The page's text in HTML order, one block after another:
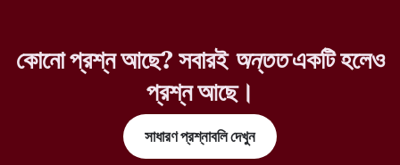
কোনো প্রশ্ন আছে? সবারইঅন্ততএকটি হলেও
প্রশ্ন আছে।
সাধারণ প্রশ্নাবলি দেখুন